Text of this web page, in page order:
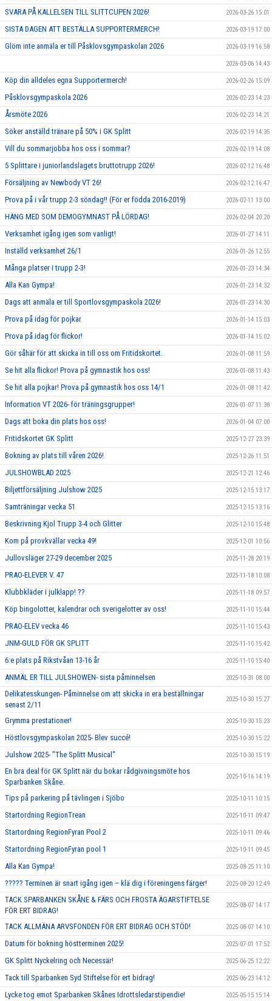
SVARA PÅ KALLELSEN TILL SLITTCUPEN 2026! 2026-03-26 15:01
SISTA DAGEN ATT BESTÄLLA SUPPORTERMERCH! 2026-03-19 17:00
Glöm inte anmäla er till Påsklovsgympaskolan 2026 2026-03-19 16:58
2026-03-06 14:43
Köp din alldeles egna Supportermerch! 2026-02-26 15:09
Påsklovsgympaskola 2026 2026-02-23 14:23
Årsmöte 2026 2026-02-23 14:21
Söker anställd tränare på 50% i GK Splitt 2026-02-19 14:35
Vill du sommarjobba hos oss i sommar? 2026-02-19 14:08
5 Splittare i juniorlandslagets bruttotrupp 2026! 2026-02-12 16:48
Försäljning av Newbody VT 26! 2026-02-12 16:47
Prova på i vår trupp 2-3 söndag!! (För er födda 2016-2019) 2026-02-11 13:00
HÄNG MED SOM DEMOGYMNAST PÅ LÖRDAG! 2026-02-04 20:20
Verksamhet igång igen som vanligt! 2026-01-27 14:11
Inställd verksamhet 26/1 2026-01-26 12:55
Många platser i trupp 2-3! 2026-01-23 14:34
Alla Kan Gympa! 2026-01-23 14:32
Dags att anmäla er till Sportlovsgympaskola 2026! 2026-01-23 14:30
Prova på idag för pojkar 2026-01-14 15:03
Prova på idag för flickor! 2026-01-14 15:02
Gör såhär för att skicka in till oss om Fritidskortet. 2026-01-08 11:59
Se hit alla flickor! Prova på gymnastik hos oss! 2026-01-08 11:43
Se hit alla pojkar! Prova på gymnastik hos oss 14/1 2026-01-08 11:42
Information VT 2026- för träningsgrupper! 2026-01-07 11:38
Dags att boka din plats hos oss! 2026-01-04 07:00
Fritidskortet GK Splitt 2025-12-27 23:39
Bokning av plats till våren 2026! 2025-12-26 11:51
JULSHOWBLAD 2025 2025-12-21 12:46
Biljettförsäljning Julshow 2025 2025-12-15 13:17
Samträningar vecka 51 2025-12-15 13:16
Beskrivning Kjol Trupp 3-4 och Glitter 2025-12-10 15:48
Kom på provkvällar vecka 49! 2025-12-01 10:56
Jullovsläger 27-29 december 2025 2025-11-28 20:19
PRAO-ELEVER V. 47 2025-11-18 10:08
Klubbkläder i julklapp! ?? 2025-11-18 09:57
Köp bingolotter, kalendrar och sverigelotter av oss! 2025-11-10 15:44
PRAO-ELEV vecka 46 2025-11-10 15:43
JNM-GULD FÖR GK SPLITT 2025-11-10 15:42
6:e plats på Rikstvåan 13-16 år 2025-11-10 15:40
ANMÄL ER TILL JULSHOWEN- sista påminnelsen 2025-10-31 08:00
Delikatesskungen- Påminnelse om att skicka in era beställningar
senast 2/11
2025-10-30 15:27
Grymma prestationer! 2025-10-30 15:23
Höstlovsgympaskolan 2025- Blev succé! 2025-10-30 15:22
Julshow 2025- "The Splitt Musical" 2025-10-30 15:19
En bra deal för GK Splitt när du bokar rådgivningsmöte hos
Sparbanken Skåne.
2025-10-16 14:19
Tips på parkering på tävlingen i Sjöbo 2025-10-11 10:15
Startordning RegionTrean 2025-10-11 09:47
Startordning RegionFyran Pool 2 2025-10-11 09:46
Startordning RegionFyran pool 1 2025-10-11 09:45
Alla Kan Gympa! 2025-08-25 11:10
????? Terminen är snart igång igen – klä dig i föreningens färger! 2025-08-20 12:49
TACK SPARBANKEN SKÅNE & FÄRS OCH FROSTA ÄGARSTIFTELSE
FÖR ERT BIDRAG!
2025-08-07 14:17
TACK ALLMÄNA ARVSFONDEN FÖR ERT BIDRAG OCH STÖD! 2025-08-07 14:10
Datum för bokning höstterminen 2025! 2025-07-01 17:52
GK Splitt Nyckelring och Necessär! 2025-06-25 12:22
Tack till Sparbanken Syd Stiftelse för ert bidrag! 2025-06-23 14:12
Lycke tog emot Sparbanken Skånes Idrottsledarstipendie! 2025-05-15 15:14